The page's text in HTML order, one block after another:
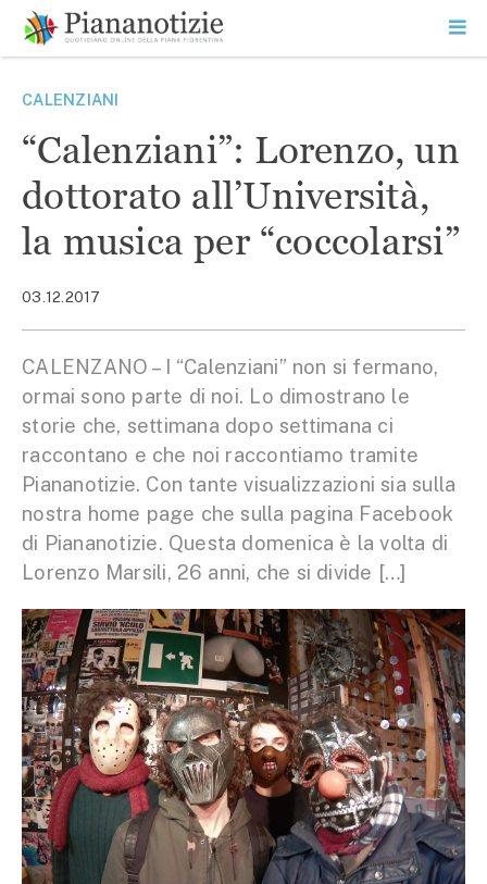
contenuto
SEARCH
CALENZIANI
“Calenziani”: Lorenzo, un
dottorato all’Università,
la musica per “coccolarsi”
03.12.2017
CALENZANO – I “Calenziani” non si fermano,
ormai sono parte di noi. Lo dimostrano le
storie che, settimana dopo settimana ci
raccontano e che noi raccontiamo tramite
Piananotizie. Con tante visualizzazioni sia sulla
nostra home page che sulla pagina Facebook
di Piananotizie. Questa domenica è la volta di
Lorenzo Marsili, 26 anni, che si divide […]